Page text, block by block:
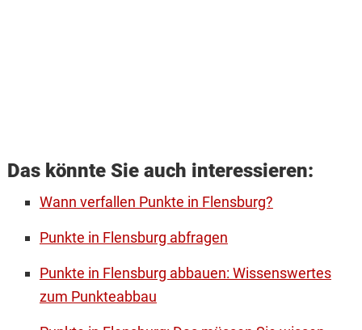
Das könnte Sie auch interessieren:
Wann verfallen Punkte in Flensburg?
Punkte in Flensburg abfragen
Punkte in Flensburg abbauen: Wissenswertes
zum Punkteabbau